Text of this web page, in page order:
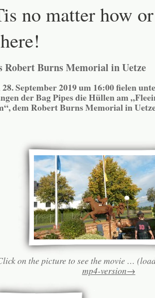
no matter how or
Robert Burns Memorial in Uetze
September 2019 um 16:00 fielen
der Bag Pipes die Hüllen am
dem Robert Burns Memorial in
on the picture to see the movie …
mp4-version→